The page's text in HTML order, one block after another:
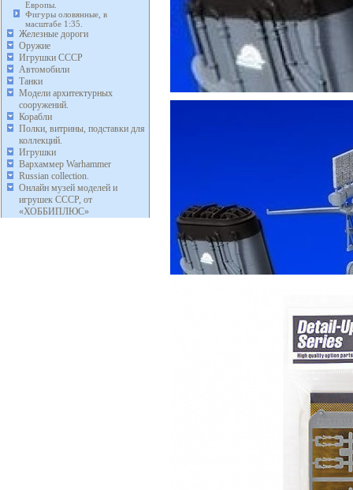
Европы.
Фигуры оловянные, в
масштабе 1:35.
Железные дороги
Оружие
Игрушки СССР
Автомобили
Танки
Модели архитектурных
сооружений.
Корабли
Полки, витрины, подставки для
коллекций.
Игрушки
Вархаммер Warhammer
Russian collection.
Онлайн музей моделей и
игрушек СССР, от
«ХОББИПЛЮС»